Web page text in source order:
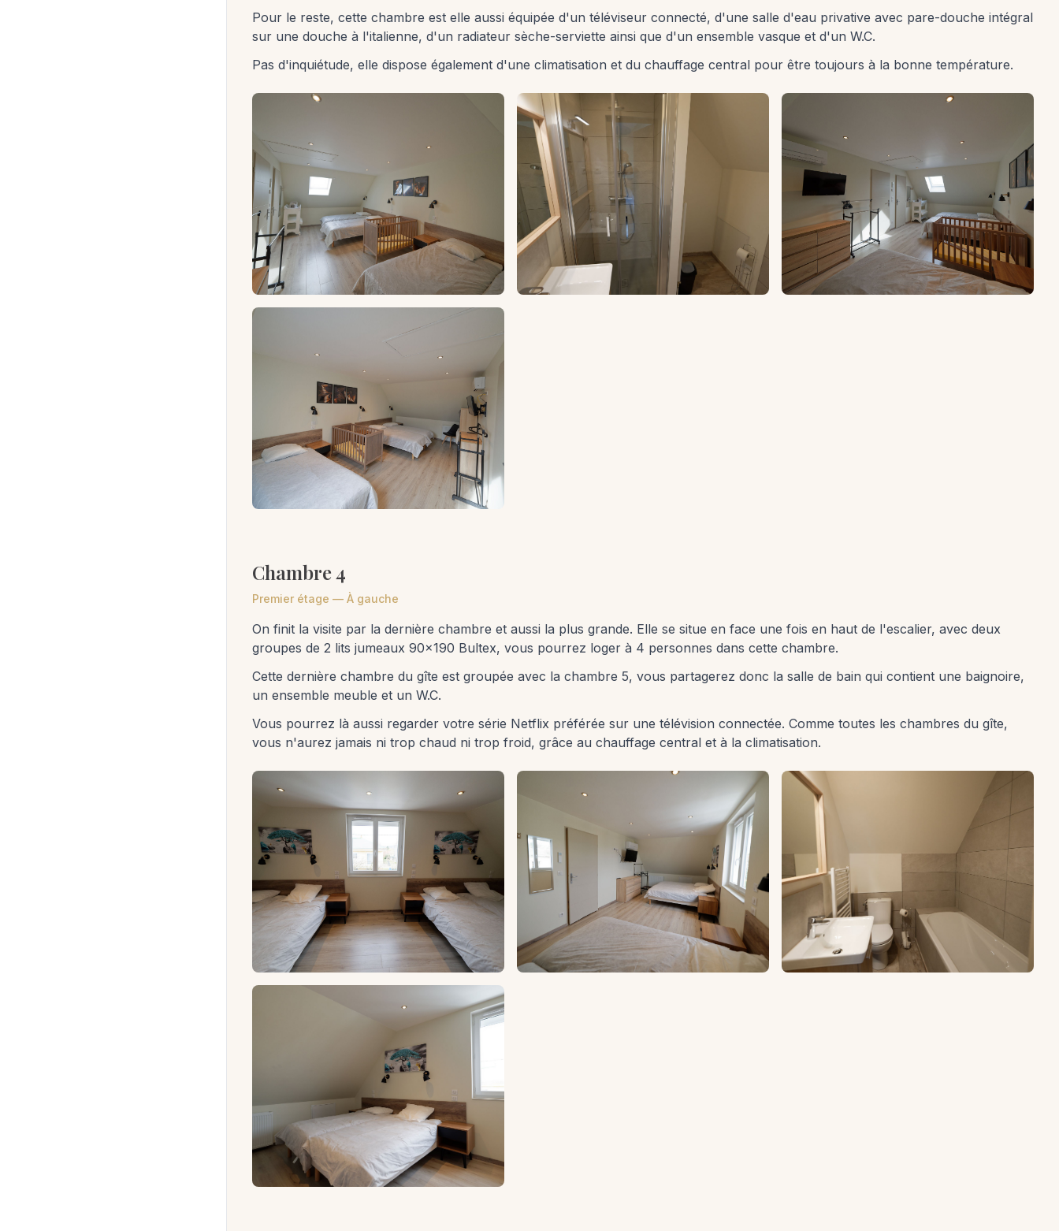
Pour le reste, cette chambre est elle aussi équipée d'un téléviseur connecté, d'une salle d'eau privative avec pare-douche intégral
sur une douche à l'italienne, d'un radiateur sèche-serviette ainsi que d'un ensemble vasque et d'un W.C.
Pas d'inquiétude, elle dispose également d'une climatisation et du chauffage central pour être toujours à la bonne température.
Chambre 4
Premier étage — À gauche
On finit la visite par la dernière chambre et aussi la plus grande. Elle se situe en face une fois en haut de l'escalier, avec deux
groupes de 2 lits jumeaux 90×190 Bultex, vous pourrez loger à 4 personnes dans cette chambre.
Cette dernière chambre du gîte est groupée avec la chambre 5, vous partagerez donc la salle de bain qui contient une baignoire,
un ensemble meuble et un W.C.
Vous pourrez là aussi regarder votre série Netflix préférée sur une télévision connectée. Comme toutes les chambres du gîte,
vous n'aurez jamais ni trop chaud ni trop froid, grâce au chauffage central et à la climatisation.